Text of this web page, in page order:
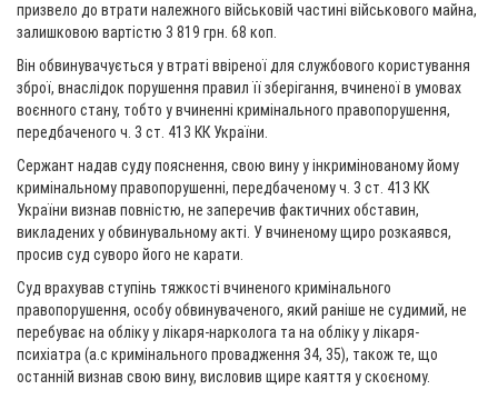
призвело до втрати належного військовій частині військового майна,
залишковою вартістю 3 819 грн. 68 коп.
Він обвинувачується у втраті ввіреної для службового користування
зброї, внаслідок порушення правил її зберігання, вчиненої в умовах
воєнного стану, тобто у вчиненні кримінального правопорушення,
передбаченого ч. 3 ст. 413 КК України.
Сержант надав суду пояснення, свою вину у інкримінованому йому
кримінальному правопорушенні, передбаченому ч. 3 ст. 413 КК
України визнав повністю, не заперечив фактичних обставин,
викладених у обвинувальному акті. У вчиненому щиро розкаявся,
просив суд суворо його не карати.
Суд врахував ступінь тяжкості вчиненого кримінального
правопорушення, особу обвинуваченого, який раніше не судимий, не
перебуває на обліку у лікаря-нарколога та на обліку у лікаря-
психіатра (а.с кримінального провадження 34, 35), також те, що
останній визнав свою вину, висловив щире каяття у скоєному.